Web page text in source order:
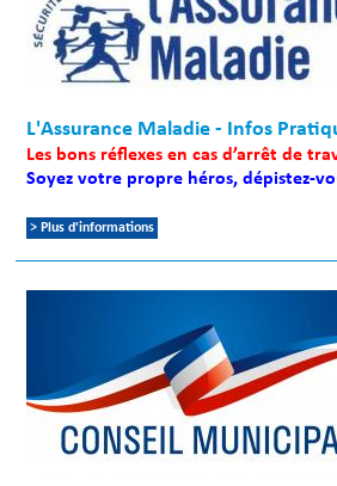
L'Assurance Maladie - Infos
Les bons réflexes en cas d’arrêt de
Soyez votre propre héros, dépistez-
> Plus d'informations